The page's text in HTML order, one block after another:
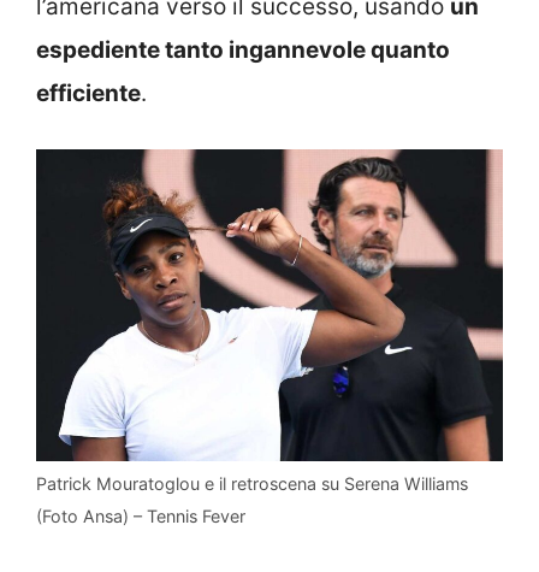
l’americana verso il successo, usando un
espediente tanto ingannevole quanto
efficiente.
Patrick Mouratoglou e il retroscena su Serena Williams
(Foto Ansa) – Tennis Fever